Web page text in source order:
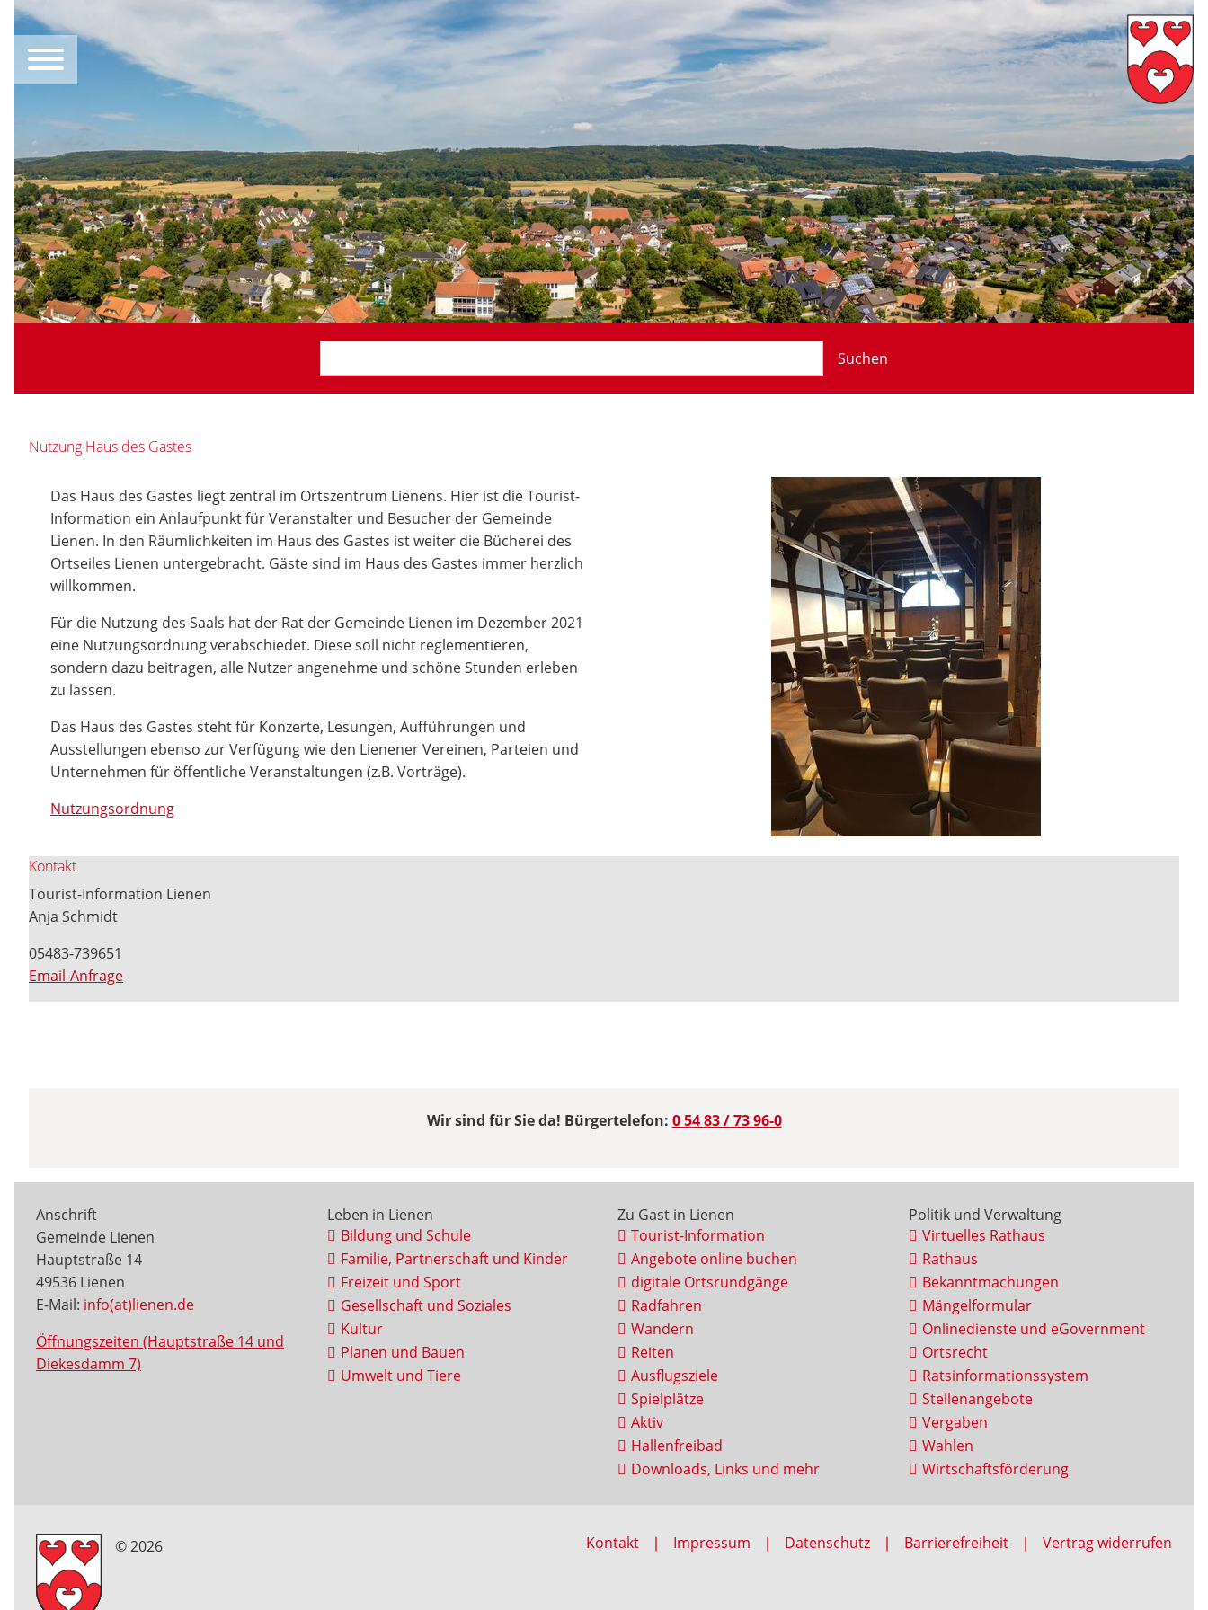
Suchen
Nutzung Haus des Gastes
Das Haus des Gastes liegt zentral im Ortszentrum Lienens. Hier ist die Tourist-
Information ein Anlaufpunkt für Veranstalter und Besucher der Gemeinde
Lienen. In den Räumlichkeiten im Haus des Gastes ist weiter die Bücherei des
Ortseiles Lienen untergebracht. Gäste sind im Haus des Gastes immer herzlich
willkommen.
Für die Nutzung des Saals hat der Rat der Gemeinde Lienen im Dezember 2021
eine Nutzungsordnung verabschiedet. Diese soll nicht reglementieren,
sondern dazu beitragen, alle Nutzer angenehme und schöne Stunden erleben
zu lassen.
Das Haus des Gastes steht für Konzerte, Lesungen, Aufführungen und
Ausstellungen ebenso zur Verfügung wie den Lienener Vereinen, Parteien und
Unternehmen für öffentliche Veranstaltungen (z.B. Vorträge).
Nutzungsordnung
Kontakt
Tourist-Information Lienen
Anja Schmidt
05483-739651
Email-Anfrage
Wir sind für Sie da! Bürgertelefon: 0 54 83 / 73 96-0
Anschrift
Gemeinde Lienen
Hauptstraße 14
49536 Lienen
E-Mail: info(at)lienen.de
Öffnungszeiten (Hauptstraße 14 und
Diekesdamm 7)
Leben in Lienen
Bildung und Schule
Familie, Partnerschaft und Kinder
Freizeit und Sport
Gesellschaft und Soziales
Kultur
Planen und Bauen
Umwelt und Tiere
Zu Gast in Lienen
Tourist-Information
Angebote online buchen
digitale Ortsrundgänge
Radfahren
Wandern
Reiten
Ausflugsziele
Spielplätze
Aktiv
Hallenfreibad
Downloads, Links und mehr
Politik und Verwaltung
Virtuelles Rathaus
Rathaus
Bekanntmachungen
Mängelformular
Onlinedienste und eGovernment
Ortsrecht
Ratsinformationssystem
Stellenangebote
Vergaben
Wahlen
Wirtschaftsförderung
© 2026 Kontakt Impressum Datenschutz Barrierefreiheit Vertrag widerrufen